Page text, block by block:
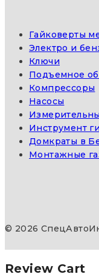
Гайковерты
Электро и
Ключи
Подъемное
Компрессоры
Насосы
Инструмент
Домкраты в
Монтажные
© 2026
Review Cart